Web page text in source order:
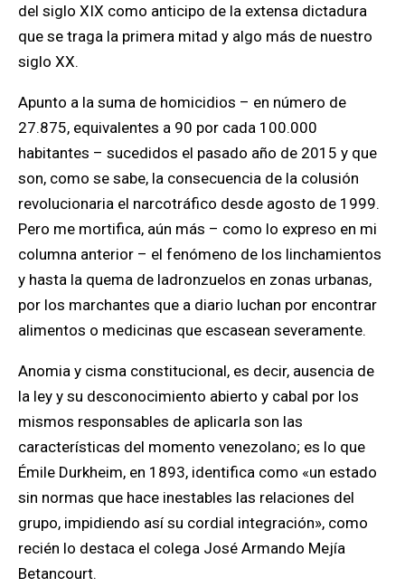
del siglo XIX como anticipo de la extensa dictadura
que se traga la primera mitad y algo más de nuestro
siglo XX.
Apunto a la suma de homicidios – en número de
27.875, equivalentes a 90 por cada 100.000
habitantes – sucedidos el pasado año de 2015 y que
son, como se sabe, la consecuencia de la colusión
revolucionaria el narcotráfico desde agosto de 1999.
Pero me mortifica, aún más – como lo expreso en mi
columna anterior – el fenómeno de los linchamientos
y hasta la quema de ladronzuelos en zonas urbanas,
por los marchantes que a diario luchan por encontrar
alimentos o medicinas que escasean severamente.
Anomia y cisma constitucional, es decir, ausencia de
la ley y su desconocimiento abierto y cabal por los
mismos responsables de aplicarla son las
características del momento venezolano; es lo que
Émile Durkheim, en 1893, identifica como «un estado
sin normas que hace inestables las relaciones del
grupo, impidiendo así su cordial integración», como
recién lo destaca el colega José Armando Mejía
Betancourt.